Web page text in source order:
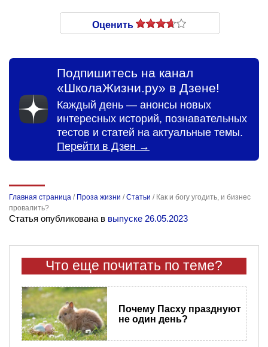
Оценить
Подпишитесь на канал
«ШколаЖизни.ру» в Дзене!
Каждый день — анонсы новых
интересных историй, познавательных
тестов и статей на актуальные темы.
Перейти в Дзен →
Главная страница / Проза жизни /Статьи / Как и богу угодить, и бизнес
провалить?
Статья опубликована в выпуске 26.05.2023
Что еще почитать по теме?
Почему Пасху празднуют
не один день?